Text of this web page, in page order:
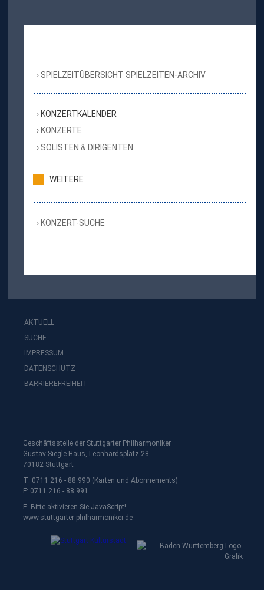
SPIELZEITÜBERSICHT SPIELZEITEN-ARCHIV
KONZERTKALENDER
KONZERTE
SOLISTEN & DIRIGENTEN
WEITERE
KONZERT-SUCHE
AKTUELL
SUCHE
IMPRESSUM
DATENSCHUTZ
BARRIEREFREIHEIT
Geschäftsstelle der Stuttgarter Philharmoniker
Gustav-Siegle-Haus, Leonhardsplatz 28
70182 Stuttgart
T: 0711 216 - 88 990 (Karten und Abonnements)
F: 0711 216 - 88 991
E: Bitte aktivieren Sie JavaScript!
www.stuttgarter-philharmoniker.de